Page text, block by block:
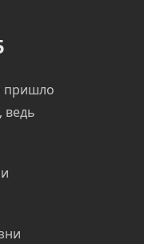
пришло
ведь